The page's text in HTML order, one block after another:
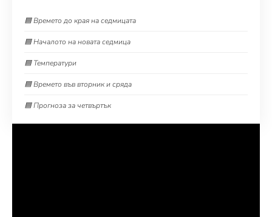
🟦 Времето до края на седмицата
🟦 Началото на новата седмица
🟦 Температури
🟦 Времето във вторник и сряда
🟦 Прогноза за четвъртък